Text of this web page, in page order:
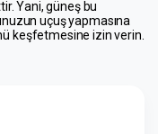
Yani, güneş bu
uçuş yapmasına
keşfetmesine izin verin.